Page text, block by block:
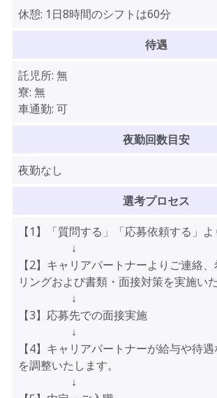
休憩: 1日8時間のシフトは60分
待遇
託児所: 無
寮: 無
車通勤: 可
夜勤回数目安
夜勤なし
選考プロセス
【1】「質問する」「応募依頼する」
↓
【2】キャリアパートナーよりご連絡
リングおよび書類・面接対策を実施いた
↓
【3】応募先での面接実施
↓
【4】キャリアパートナーが給与や待
を調整いたします。
↓